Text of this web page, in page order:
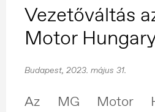
Vezetőváltás
Motor
Budapest, 2023. május 31.
Az MG Motor